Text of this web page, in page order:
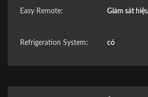
Easy Remote: Giám sát
Refrigeration System: có